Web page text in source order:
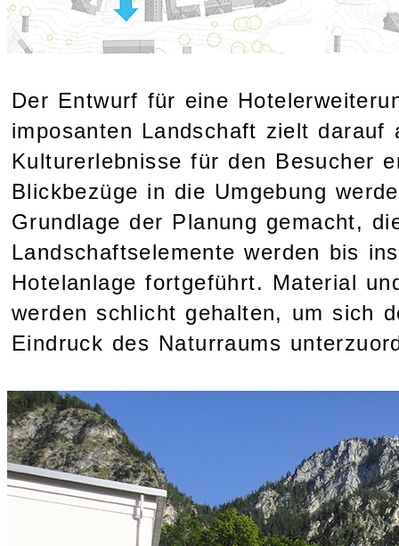
Der Entwurf für eine
imposanten Landschaft zielt darauf
Kulturerlebnisse für den Besucher
Blickbezüge in die Umgebung
Grundlage der Planung gemacht,
Landschaftselemente werden bis
Hotelanlage fortgeführt. Material
werden schlicht gehalten, um sich
Eindruck des Naturraums